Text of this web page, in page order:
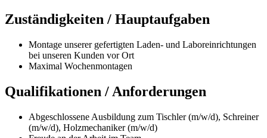
Zuständigkeiten / Hauptaufgaben
Montage unserer gefertigten Laden- und Laboreinrichtungen
bei unseren Kunden vor Ort
Maximal Wochenmontagen
Qualifikationen / Anforderungen
Abgeschlossene Ausbildung zum Tischler (m/w/d), Schreiner
(m/w/d), Holzmechaniker (m/w/d)